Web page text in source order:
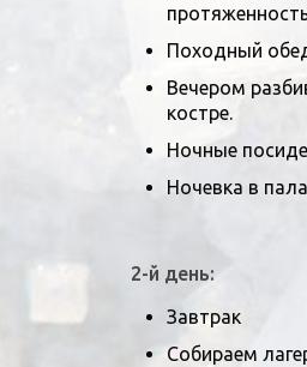
Походный
Вечером
костре.
Ночные
Ночевка в
2-й день:
Завтрак
Собираем